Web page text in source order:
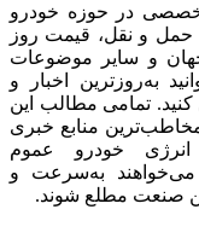
در حوزه خودرو
و نقل، قیمت روز
و سایر موضوعات
به‌روزترین اخبار و
تمامی مطالب این
منابع خبری
خودرو عموم
می‌خواهند به‌سرعت و
صنعت مطلع شوند.